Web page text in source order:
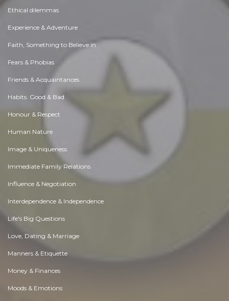
Ethical dilemmas
Experience & Adventure
Faith, Something to Believe in
Fears & Phobias
Friends & Acquaintances
Habits. Good & Bad
Honour & Respect
Human Nature
Image & Uniqueness
Immediate Family Relations
Influence & Negotiation
Interdependence & Independence
Life's Big Questions
Love, Dating & Marriage
Manners & Etiquette
Money & Finances
Moods & Emotions